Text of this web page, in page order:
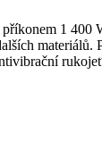
1 400
materiálů.